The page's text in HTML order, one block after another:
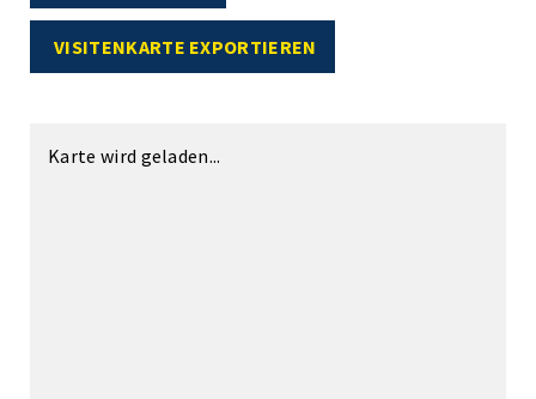
VISITENKARTE EXPORTIEREN
Karte wird geladen...